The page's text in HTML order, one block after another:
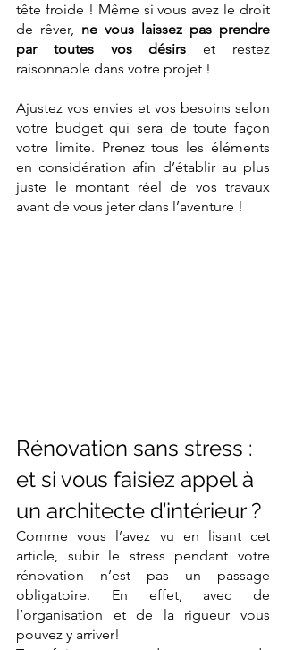
tête froide ! Même si vous avez le droit
de rêver, ne vous laissez pas prendre
par toutes vos désirs et restez
raisonnable dans votre projet !
Ajustez vos envies et vos besoins selon
votre budget qui sera de toute façon
votre limite. Prenez tous les éléments
en considération afin d’établir au plus
juste le montant réel de vos travaux
avant de vous jeter dans l’aventure !
Rénovation sans stress :
et si vous faisiez appel à
un architecte d’intérieur ?
Comme vous l’avez vu en lisant cet
article, subir le stress pendant votre
rénovation n’est pas un passage
obligatoire. En effet, avec de
l’organisation et de la rigueur vous
pouvez y arriver!